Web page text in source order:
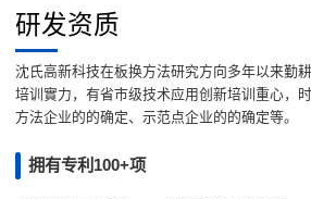
研发资质
沈氏高新科技在板换方法研究方向多年以来勤
培训實力，有省市级技术应用创新培训重心，
方法企业的的确定、示范点企业的的确定等。
拥有专利100+项